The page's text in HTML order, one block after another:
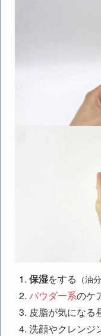
保湿をする （油
パウダー系のケ
皮脂が気になる
洗顔やクレンジ